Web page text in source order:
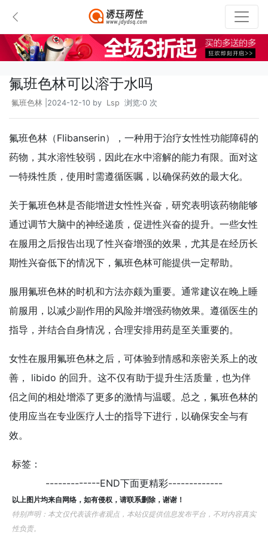
氟班色林可以溶于水吗
氟班色林 |2024-12-10 by Lsp 浏览:0 次
氟班色林（Flibanserin），一种用于治疗女性性功能障碍的
药物，其水溶性较弱，因此在水中溶解的能力有限。面对这
一特殊性质，使用时需遵循医嘱，以确保药效的最大化。
关于氟班色林是否能增进女性性兴奋，研究表明该药物能够
通过调节大脑中的神经递质，促进性兴奋的提升。一些女性
在服用之后报告出现了性兴奋增强的效果，尤其是在经历长
期性兴奋低下的情况下，氟班色林可能提供一定帮助。
服用氟班色林的时机和方法亦颇为重要。通常建议在晚上睡
前服用，以减少副作用的风险并增强药物效果。遵循医生的
指导，并结合自身情况，合理安排用药是至关重要的。
女性在服用氟班色林之后，可体验到情感和亲密关系上的改
善， libido 的回升。这不仅有助于提升生活质量，也为伴
侣之间的相处增添了更多的激情与温暖。总之，氟班色林的
使用应当在专业医疗人士的指导下进行，以确保安全与有
效。
标签：
-------------END下面更精彩-------------
以上图片均来自网络，如有侵权，请联系删除，谢谢！
特别声明：本文仅代表该作者观点，本站仅提供信息发布平台，不对内容真实
性负责。